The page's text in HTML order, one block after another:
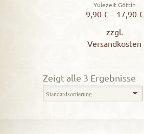
Yulezeit Göttin
9,90 €– 17,90 €
zzgl.
Versandkosten
Zeigt alle 3 Ergebnisse